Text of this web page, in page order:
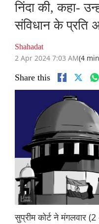
निंदा की, कहा-
संविधान के प्रति
Shahadat
2 Apr 2024 7:03 AM(4
Share this
सुप्रीम कोर्ट ने मंगलवार